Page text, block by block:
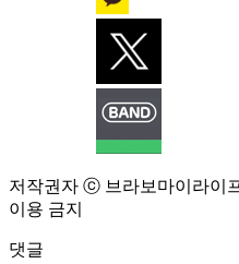
저작권자 ⓒ 브라보마이라이
이용 금지
댓글